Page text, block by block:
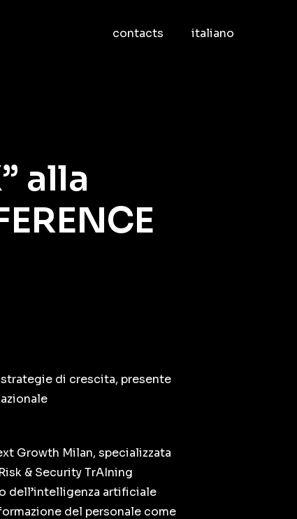
contacts italiano
alla
di crescita, presente
Growth Milan, specializzata
& Security TrAIning
dell’intelligenza artificiale
del personale come